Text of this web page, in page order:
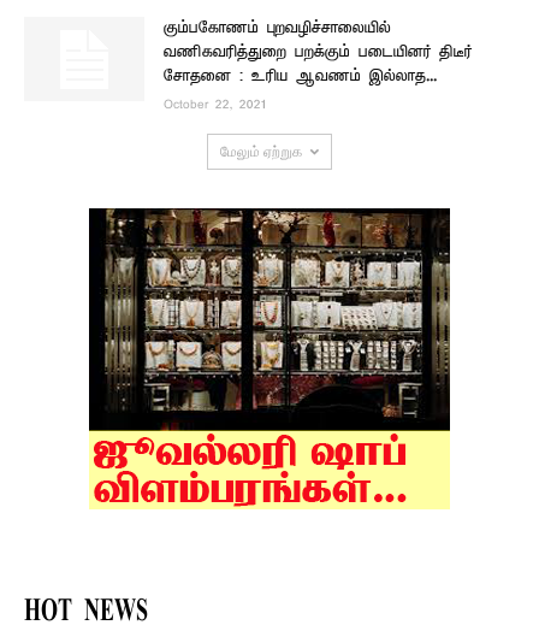
கும்பகோணம் புறவழிச்சாலையில்
வணிகவரித்துறை பறக்கும் படையினர் திடீர்
சோதனை : உரிய ஆவணம் இல்லாத...
October 22, 2021
மேலும் ஏற்றுக
HOT NEWS